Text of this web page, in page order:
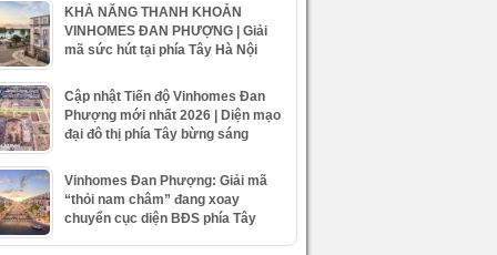
KHẢ NĂNG THANH KHOẢN
VINHOMES ĐAN PHƯỢNG | Giải
mã sức hút tại phía Tây Hà Nội
Cập nhật Tiến độ Vinhomes Đan
Phượng mới nhất 2026 | Diện mạo
đại đô thị phía Tây bừng sáng
Vinhomes Đan Phượng: Giải mã
“thỏi nam châm” đang xoay
chuyển cục diện BĐS phía Tây